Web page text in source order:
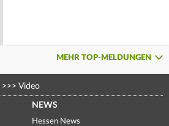
MEHR TOP-MELDUNGEN
>>> Video
NEWS
Hessen News